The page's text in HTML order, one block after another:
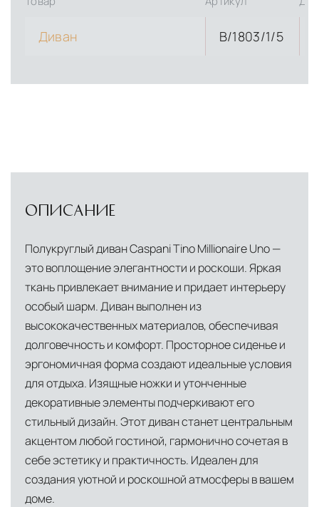
Диван B/1803/1/5
ОПИСАНИЕ
Полукруглый диван Caspani Tino Millionaire Uno —
это воплощение элегантности и роскоши. Яркая
ткань привлекает внимание и придает интерьеру
особый шарм. Диван выполнен из
высококачественных материалов, обеспечивая
долговечность и комфорт. Просторное сиденье и
эргономичная форма создают идеальные условия
для отдыха. Изящные ножки и утонченные
декоративные элементы подчеркивают его
стильный дизайн. Этот диван станет центральным
акцентом любой гостиной, гармонично сочетая в
себе эстетику и практичность. Идеален для
создания уютной и роскошной атмосферы в вашем
доме.